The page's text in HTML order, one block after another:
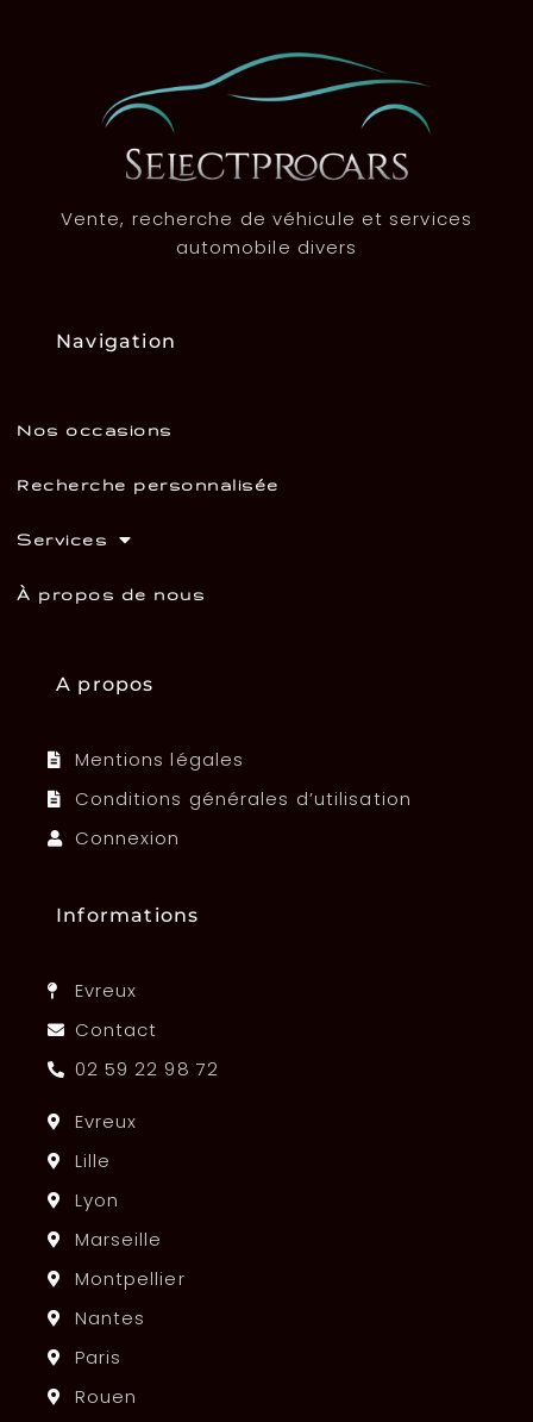
Vente, recherche de véhicule et services
automobile divers
Navigation
Nos occasions
Recherche personnalisée
Services
À propos de nous
A propos
Mentions légales
Conditions générales d’utilisation
Connexion
Informations
Evreux
Contact
02 59 22 98 72
Evreux
Lille
Lyon
Marseille
Montpellier
Nantes
Paris
Rouen